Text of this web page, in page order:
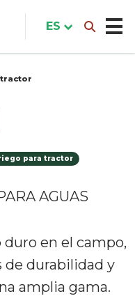
tractor
para tractor
AGUAS
duro en el campo,
durabilidad y
amplia gama.
ES